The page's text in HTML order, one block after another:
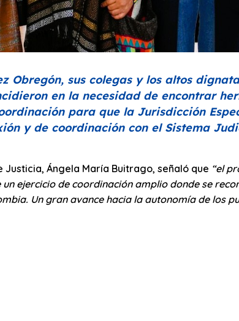
Obregón, sus colegas y los altos
en la necesidad de encontrar
para que la Jurisdicción
y de coordinación con el Sistema
Justicia, Ángela María Buitrago, señaló que “el
ejercicio de coordinación amplio donde se
Un gran avance hacia la autonomía de los